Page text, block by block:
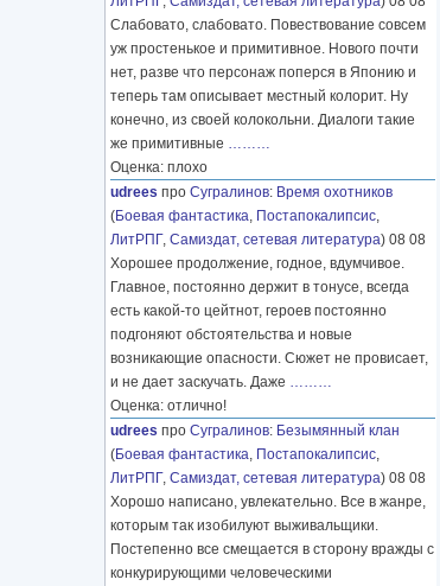
Слабовато, слабовато. Повествование совсем
уж простенькое и примитивное. Нового почти
нет, разве что персонаж поперся в Японию и
теперь там описывает местный колорит. Ну
конечно, из своей колокольни. Диалоги такие
же примитивные ………
Оценка: плохо
udrees про Сугралинов: Время охотников
(Боевая фантастика, Постапокалипсис,
ЛитРПГ, Самиздат, сетевая литература) 08 08
Хорошее продолжение, годное, вдумчивое.
Главное, постоянно держит в тонусе, всегда
есть какой-то цейтнот, героев постоянно
подгоняют обстоятельства и новые
возникающие опасности. Сюжет не провисает,
и не дает заскучать. Даже ………
Оценка: отлично!
udrees про Сугралинов: Безымянный клан
(Боевая фантастика, Постапокалипсис,
ЛитРПГ, Самиздат, сетевая литература) 08 08
Хорошо написано, увлекательно. Все в жанре,
которым так изобилуют выживальщики.
Постепенно все смещается в сторону вражды с
конкурирующими человеческими